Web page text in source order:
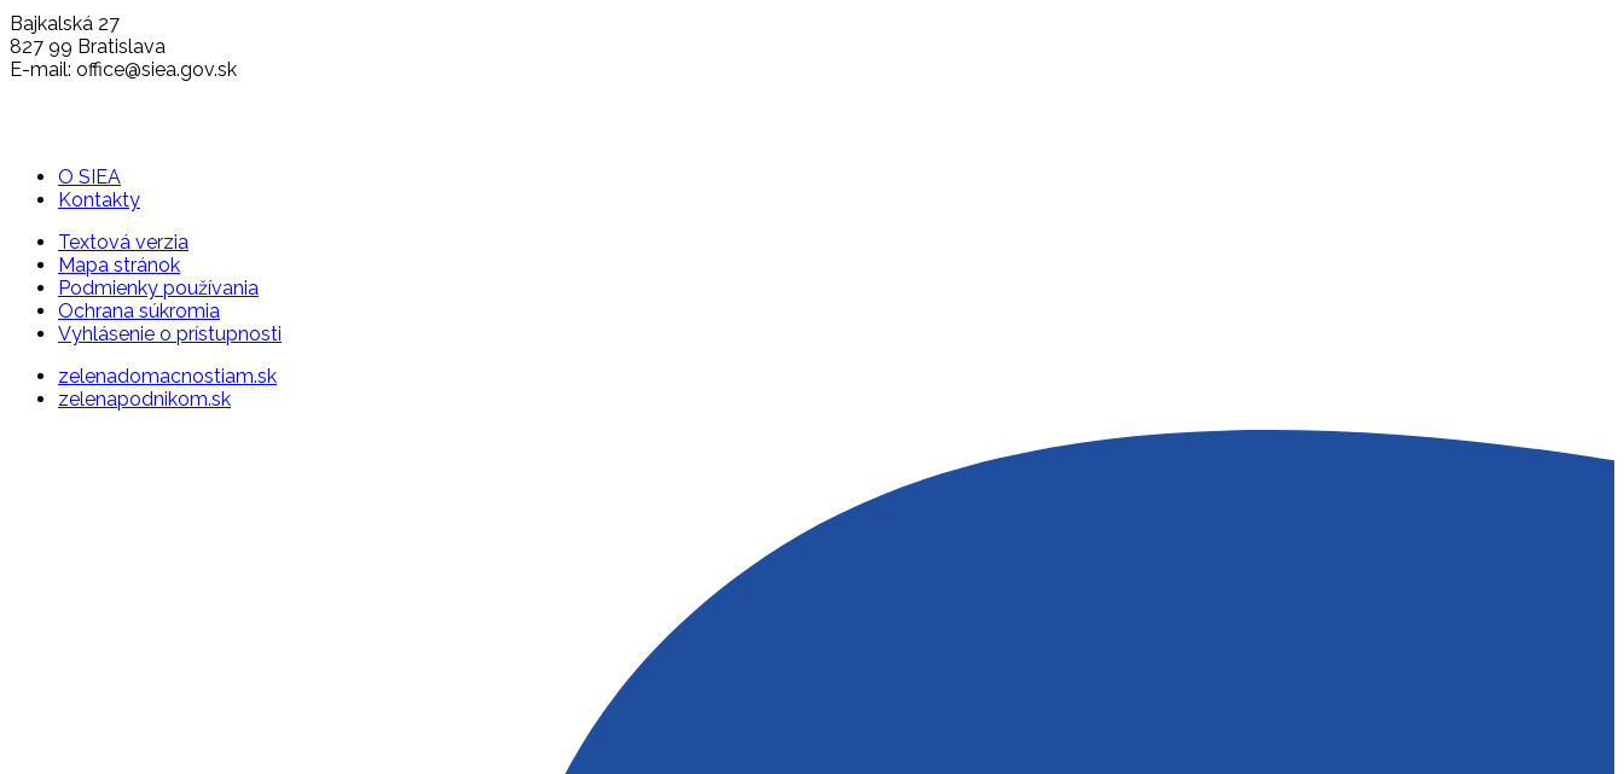
Bajkalská 27
827 99 Bratislava
E-mail: office@siea.gov.sk
O SIEA
Kontakty
Textová verzia
Mapa stránok
Podmienky používania
Ochrana súkromia
Vyhlásenie o prístupnosti
zelenadomacnostiam.sk
zelenapodnikom.sk